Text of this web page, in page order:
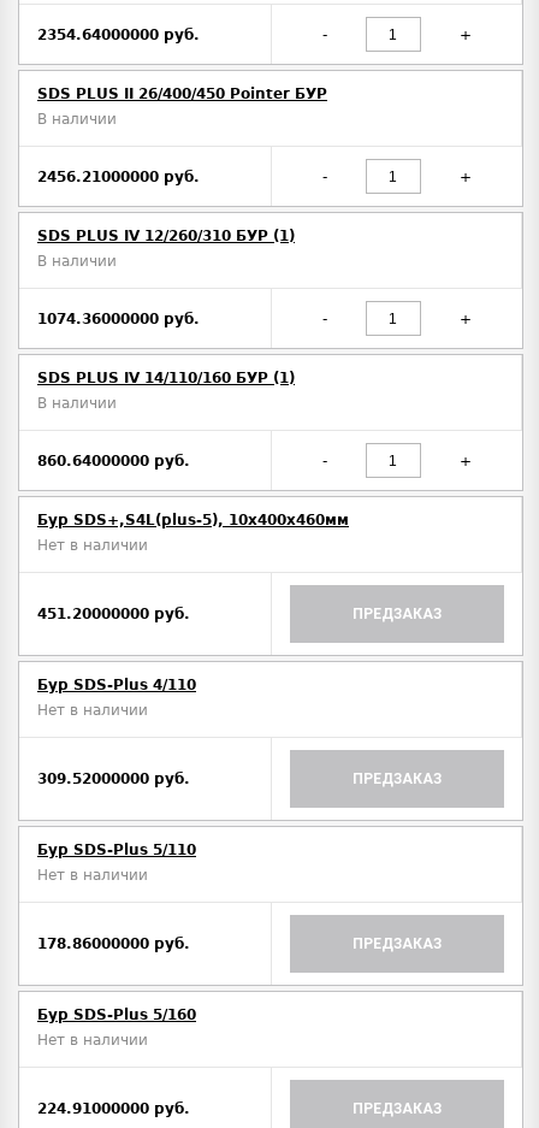
2354.64000000 руб. - +
SDS PLUS II 26/400/450 Pointer БУР
В наличии
2456.21000000 руб. - +
SDS PLUS IV 12/260/310 БУР (1)
В наличии
1074.36000000 руб. - +
SDS PLUS IV 14/110/160 БУР (1)
В наличии
860.64000000 руб. - +
Бур SDS+,S4L(plus-5), 10х400x460мм
Нет в наличии
451.20000000 руб. ПРЕДЗАКАЗ
Бур SDS-Plus 4/110
Нет в наличии
309.52000000 руб. ПРЕДЗАКАЗ
Бур SDS-Plus 5/110
Нет в наличии
178.86000000 руб. ПРЕДЗАКАЗ
Бур SDS-Plus 5/160
Нет в наличии
224.91000000 руб. ПРЕДЗАКАЗ